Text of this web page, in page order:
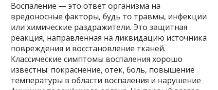
Воспаление — это ответ организма на
вредоносные факторы, будь то травмы, инфекции
или химические раздражители. Это защитная
реакция, направленная на ликвидацию источника
повреждения и восстановление тканей.
Классические симптомы воспаления хорошо
известны: покраснение, отёк, боль, повышение
температуры в области воспаления и нарушение